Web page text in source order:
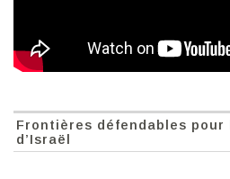
Frontières défendables pour
d’Israël